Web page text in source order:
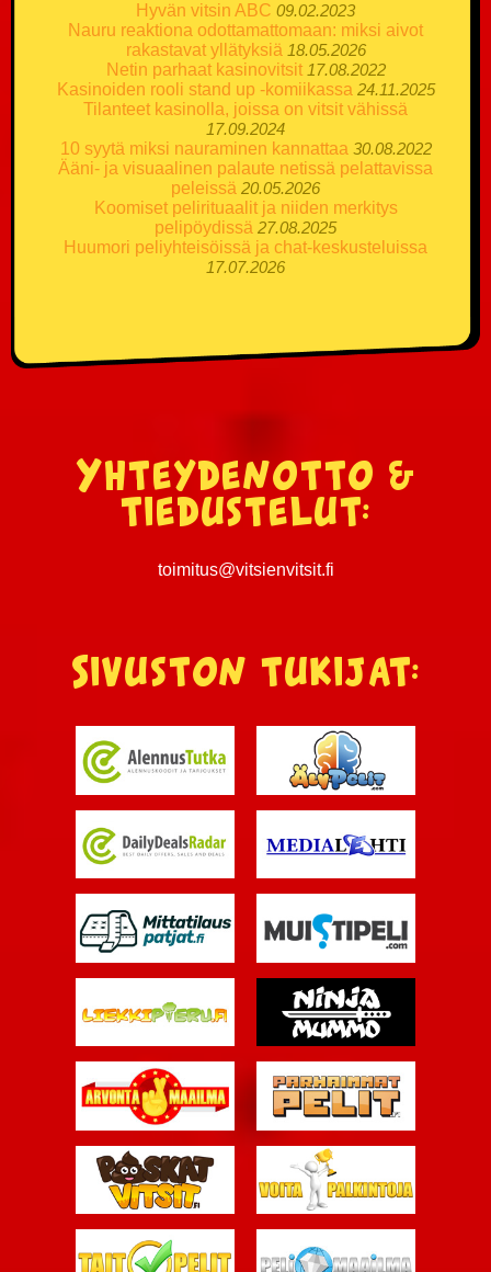
Hyvän vitsin ABC 09.02.2023
Nauru reaktiona odottamattomaan: miksi aivot
rakastavat yllätyksiä 18.05.2026
Netin parhaat kasinovitsit 17.08.2022
Kasinoiden rooli stand up -komiikassa 24.11.2025
Tilanteet kasinolla, joissa on vitsit vähissä
17.09.2024
10 syytä miksi nauraminen kannattaa 30.08.2022
Ääni- ja visuaalinen palaute netissä pelattavissa
peleissä 20.05.2026
Koomiset pelirituaalit ja niiden merkitys
pelipöydissä 27.08.2025
Huumori peliyhteisöissä ja chat-keskusteluissa
17.07.2026
Yhteydenotto &
tiedustelut:
toimitus@vitsienvitsit.fi
Sivuston tukijat: